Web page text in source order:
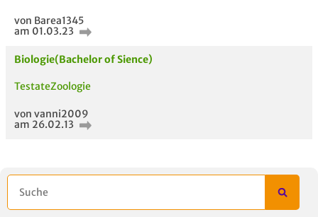
von Barea1345
am 01.03.23
Biologie(Bachelor of Sience)
TestateZoologie
von vanni2009
am 26.02.13